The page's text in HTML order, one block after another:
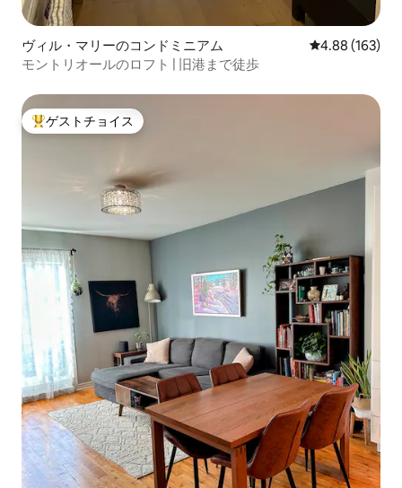
ヴィル・マリーのコンドミニアム レビュー163
4.88 (163)
モントリオールのロフト | 旧港まで徒歩
大好評のゲストチョイスです。
ゲストチョイス